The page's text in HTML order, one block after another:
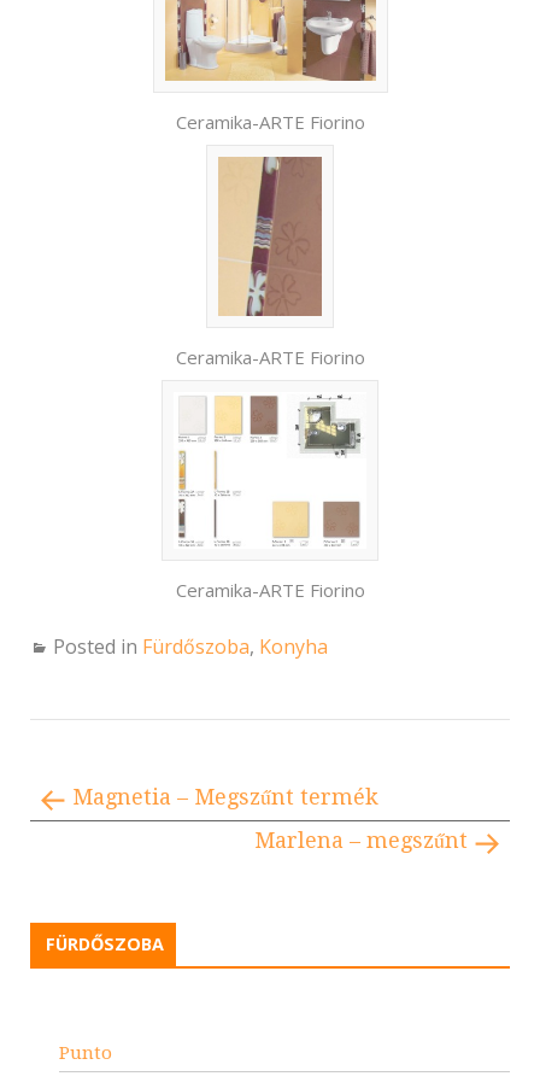
Ceramika-ARTE Fiorino
Ceramika-ARTE Fiorino
Ceramika-ARTE Fiorino
Posted in Fürdőszoba, Konyha
Magnetia – Megszűnt termék
Marlena – megszűnt
FÜRDŐSZOBA
Punto